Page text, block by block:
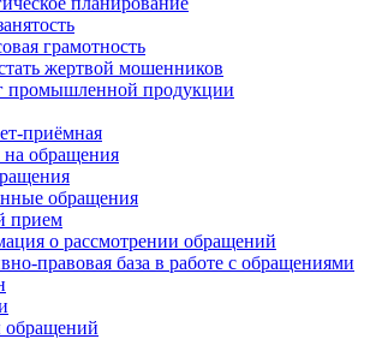
грамотность
жертвой мошенников
промышленной продукции
приёмная
обращения
обращения
прием
о рассмотрении обращений
правовая база в работе с обращениями